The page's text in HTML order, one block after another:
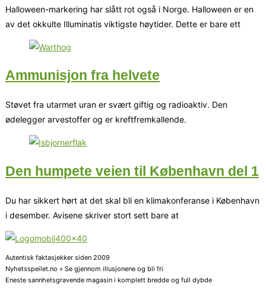
Halloween-markering har slått rot også i Norge. Halloween er en
av det okkulte Illuminatis viktigste høytider. Dette er bare ett
Ammunisjon fra helvete
Støvet fra utarmet uran er svært giftig og radioaktiv. Den
ødelegger arvestoffer og er kreftfremkallende.
Den humpete veien til København del 1
Du har sikkert hørt at det skal bli en klimakonferanse i København
i desember. Avisene skriver stort sett bare at
Autentisk faktasjekker siden 2009
Nyhetsspeilet.no » Se gjennom illusjonene og bli fri
Eneste sannhetsgravende magasin i komplett bredde og full dybde